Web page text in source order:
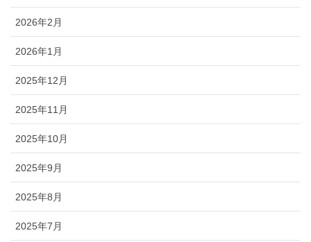
2026年2月
2026年1月
2025年12月
2025年11月
2025年10月
2025年9月
2025年8月
2025年7月